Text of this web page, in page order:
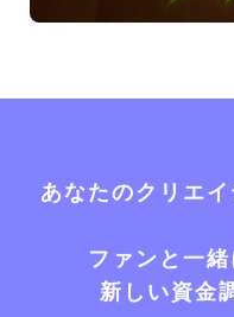
あなたのクリエ
ファンと一
新しい資金